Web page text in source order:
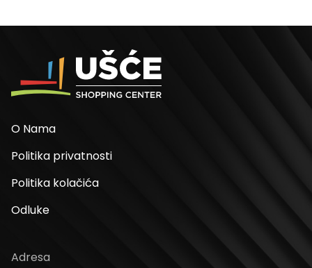
O Nama
Politika privatnosti
Politika kolačića
Odluke
Adresa